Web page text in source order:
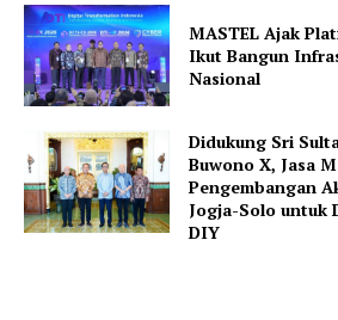
MASTEL Ajak
Ikut Bangun
Nasional
Didukung Sri
Buwono X, Jasa
Pengembangan
Jogja-Solo untuk
DIY